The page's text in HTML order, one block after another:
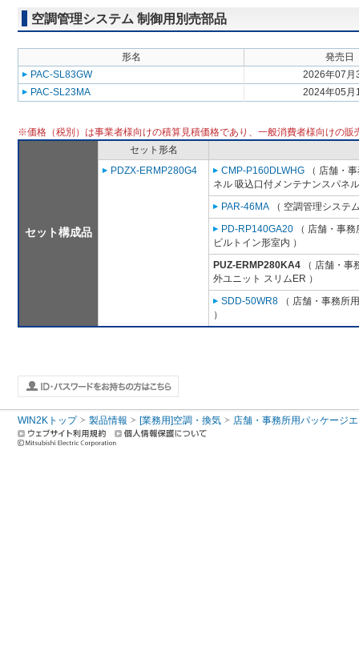
空調管理システム 制御用別売部品
形名
発売日
PAC-SL83GW
2026年07月
PAC-SL23MA
2024年05月
※価格（税別）は事業者様向けの積算見積価格であり、一般消費者様向けの販
セット構成品
セット形名
PDZX-ERMP280G4
CMP-P160DLWHG （ 店舗・
ネル 吸込口付メンテナンスパネ
PAR-46MA （ 空調管理システ
PD-RP140GA20 （ 店舗・事
ビルトイン形室内 ）
PUZ-ERMP280KA4 （ 店舗・事
外ユニット スリムER ）
SDD-50WR8 （ 店舗・事務所
）
WIN2Kトップ 製品情報 [業務用]空調・換気 店舗・事務所用パッケージ